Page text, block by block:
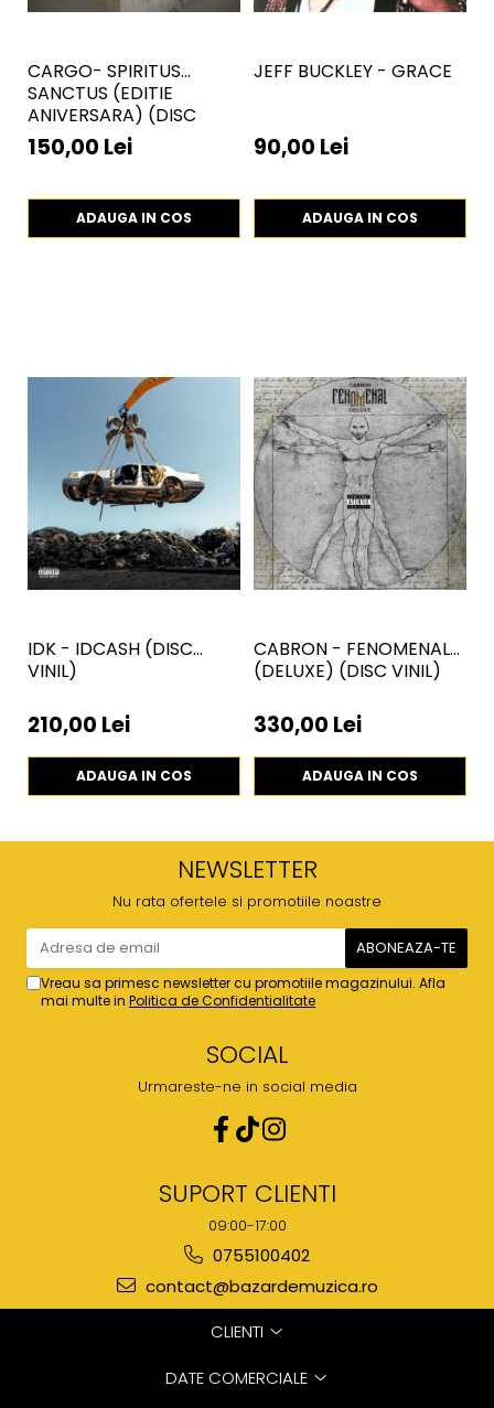
CARGO- SPIRITUS
SANCTUS (EDITIE
ANIVERSARA) (DISC
VINIL)
150,00 Lei
ADAUGA IN COS
JEFF BUCKLEY - GRACE
90,00 Lei
ADAUGA IN COS
IDK - IDCASH (DISC
VINIL)
210,00 Lei
ADAUGA IN COS
CABRON - FENOMENAL
(DELUXE) (DISC VINIL)
330,00 Lei
ADAUGA IN COS
NEWSLETTER
Nu rata ofertele si promotiile noastre
Vreau sa primesc newsletter cu promotiile magazinului. Afla
mai multe in Politica de Confidentialitate
SOCIAL
Urmareste-ne in social media
SUPORT CLIENTI
09:00-17:00
0755100402
contact@bazardemuzica.ro
CLIENTI
DATE COMERCIALE